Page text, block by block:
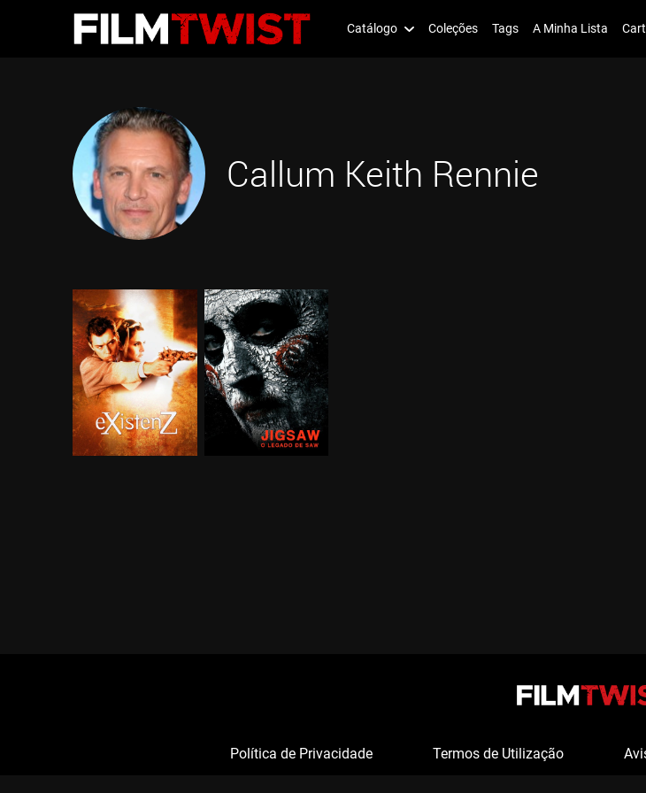
Catálogo Coleções Tags A Minha Lista
Callum Keith Rennie
Política de Privacidade Termos de Utilização